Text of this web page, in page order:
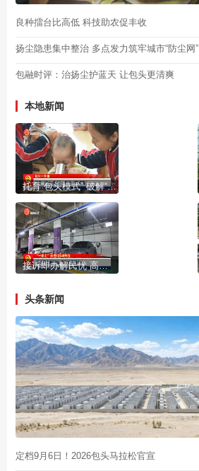
良种擂台比高低 科技助农促丰收
扬尘隐患集中整治 多点发力筑牢城市“防尘网”
包融时评：治扬尘护蓝天 让包头更清爽
本地新闻
托育“包头模式” 破解“带娃难”
接诉即办解民忧 高效处置暖民心
头条新闻
定档9月6日！2026包头马拉松官宣